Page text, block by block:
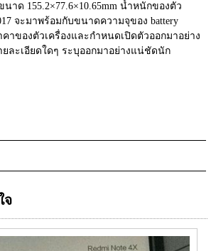
าด 155.2×77.6×10.65mm น้ำหนักของตัว
จะมาพร้อมกับขนาดความจุของ battery
าของตัวเครื่องและกำหนดเปิดตัวออกมาอย่าง
ละเอียดใดๆ ระบุออกมาอย่างแน่ชัดนัก
จ